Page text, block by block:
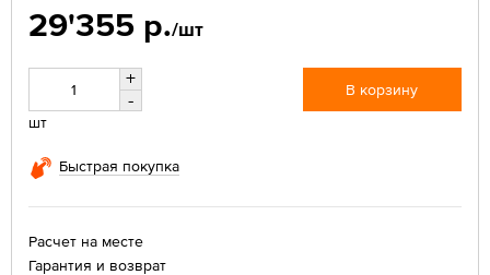
29'355 р./шт
+
-
шт
В корзину
Быстрая покупка
Расчет на месте
Гарантия и возврат